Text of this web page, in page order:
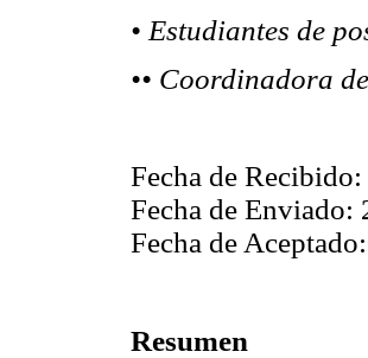
• Estudiantes de
•• Coordinadora
Fecha de
Fecha de Enviado:
Fecha de
Resumen